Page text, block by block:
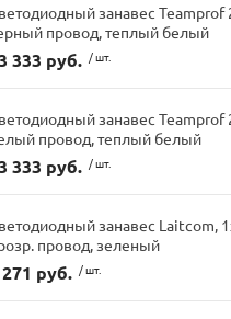
занавес Teamprof
провод, теплый белый
333 руб. / шт.
занавес Teamprof
провод, теплый белый
333 руб. / шт.
занавес Laitcom,
провод, зеленый
руб. / шт.